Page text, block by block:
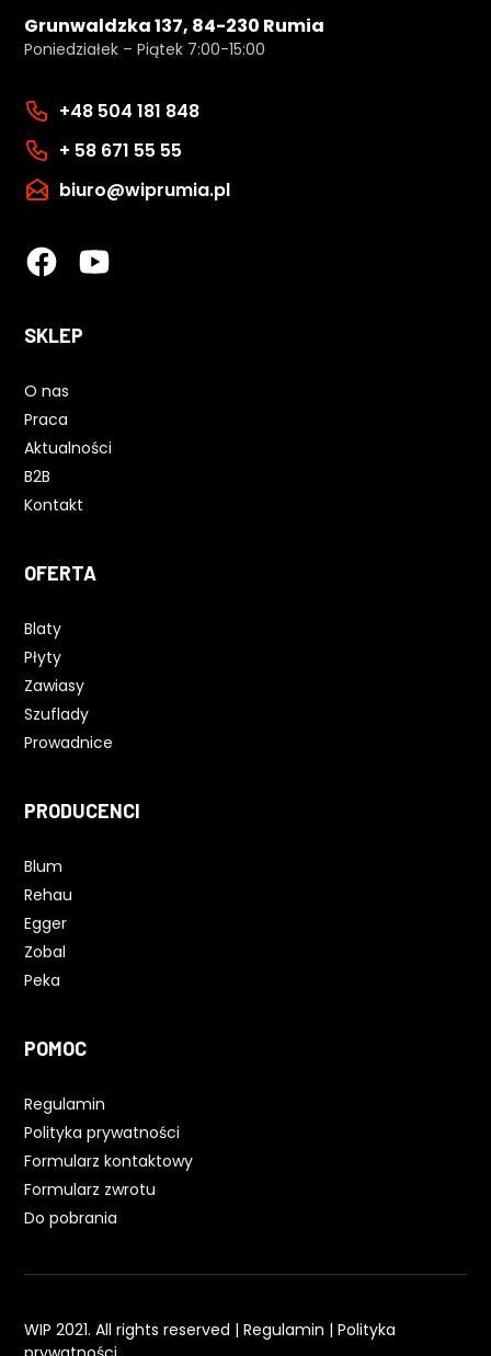
Grunwaldzka 137, 84-230 Rumia
Poniedziałek – Piątek 7:00-15:00
+48 504 181 848
+ 58 671 55 55
biuro@wiprumia.pl
SKLEP
O nas
Praca
Aktualności
B2B
Kontakt
OFERTA
Blaty
Płyty
Zawiasy
Szuflady
Prowadnice
PRODUCENCI
Blum
Rehau
Egger
Zobal
Peka
POMOC
Regulamin
Polityka prywatności
Formularz kontaktowy
Formularz zwrotu
Do pobrania
WIP 2021. All rights reserved |Regulamin |Polityka